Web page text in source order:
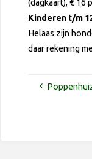
(dagkaart), € 16
Kinderen t/m
Helaas zijn
daar rekening